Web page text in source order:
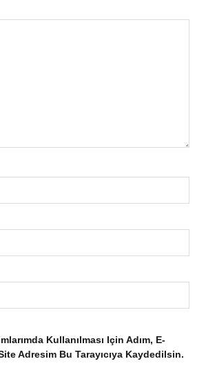
Kullanılması Için Adım, E-
Adresim Bu Tarayıcıya Kaydedilsin.